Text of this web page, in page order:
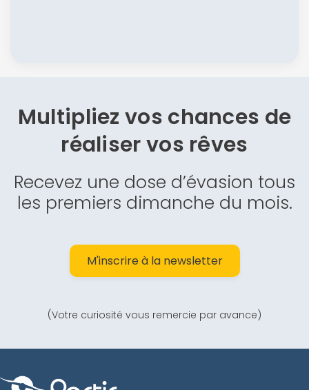
Multipliez vos chances de
réaliser vos rêves
Recevez une dose d’évasion tous
les premiers dimanche du mois.
M'inscrire à la newsletter
(Votre curiosité vous remercie par avance)